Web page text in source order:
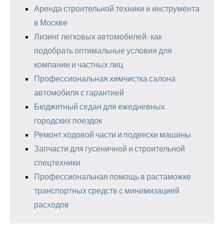
Аренда строительной техники и инструмента
в Москве
Лизинг легковых автомобилей: как
подобрать оптимальные условия для
компании и частных лиц
Профессиональная химчистка салона
автомобиля с гарантией
Бюджетный седан для ежедневных
городских поездок
Ремонт ходовой части и подвески машины
Запчасти для гусеничной и строительной
спецтехники
Профессиональная помощь в растаможке
транспортных средств с минимизацией
расходов